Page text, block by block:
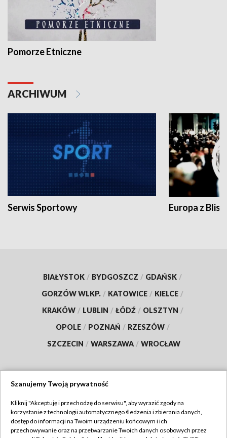
Pomorze Etniczne
ARCHIWUM
Serwis Sportowy Europa z
BIAŁYSTOK / BYDGOSZCZ / GDAŃSK /
GORZÓW WLKP. / KATOWICE / KIELCE /
KRAKÓW / LUBLIN / ŁÓDŹ / OLSZTYN /
OPOLE / POZNAŃ / RZESZÓW /
SZCZECIN / WARSZAWA / WROCŁAW
TVP
Abonament TVP
Regulamin TVP
Szanujemy Twoją prywatność
Kliknij "Akceptuję i przechodzę do serwisu", aby wyrazić zgody na
korzystanie z technologii automatycznego śledzenia i zbierania danych,
dostęp do informacji na Twoim urządzeniu końcowym i ich
przechowywanie oraz na przetwarzanie Twoich danych osobowych przez